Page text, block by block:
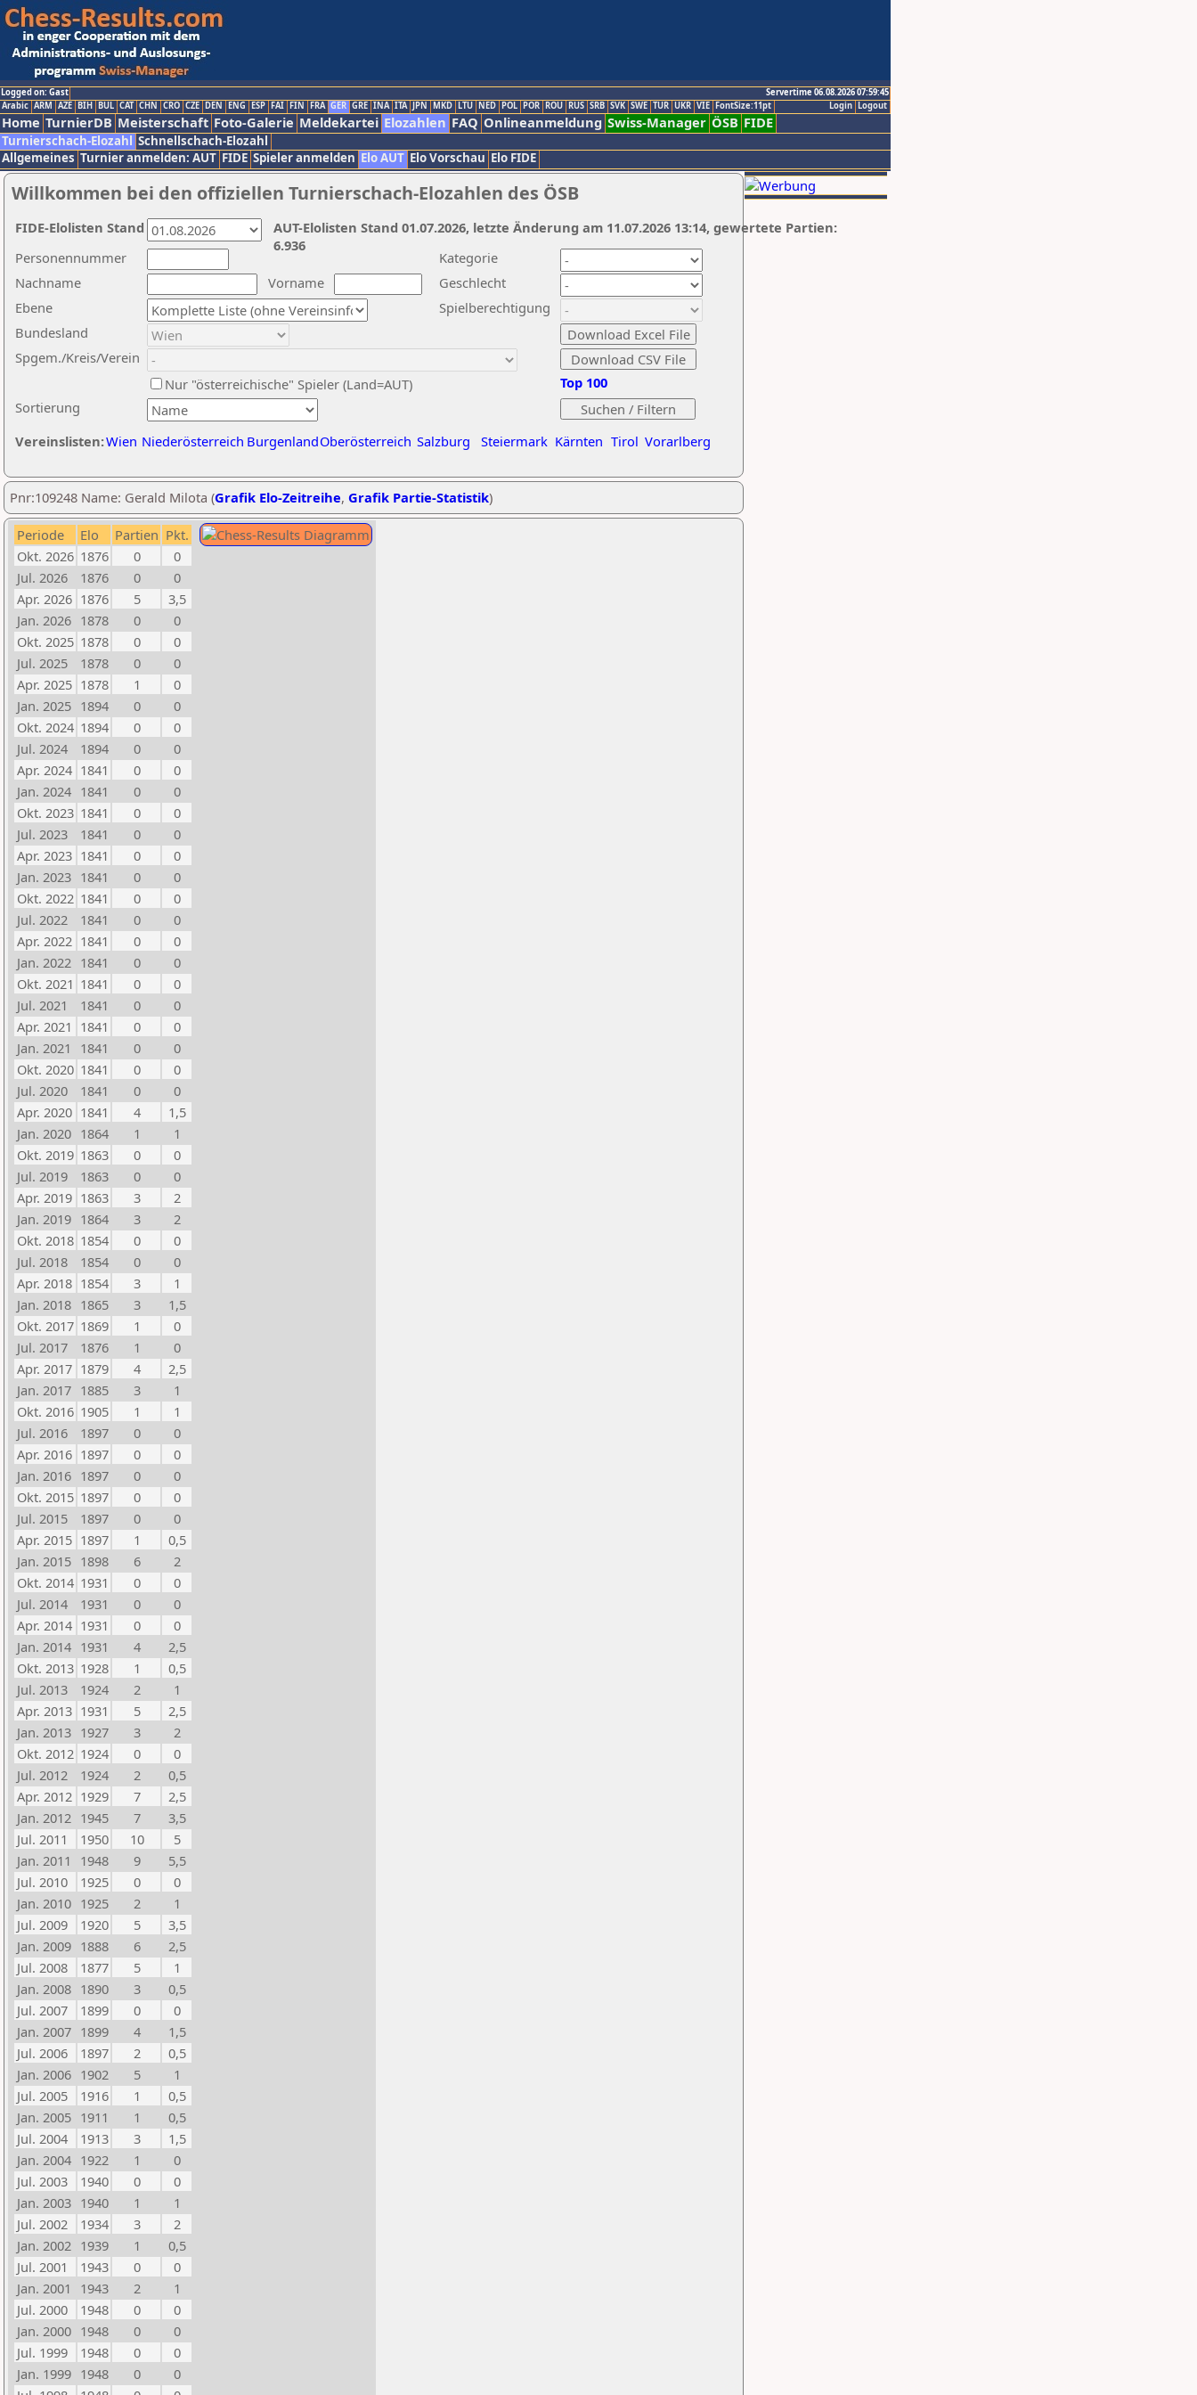
Logged on: Gast
Servertime 06.08.2026 07:59:45
Logout
Login
Arabic ARM AZE BIH BUL CAT CHN CRO CZE DEN ENG ESP FAI FIN FRA GER GRE INA ITA JPN MKD LTU NED POL POR ROU RUS SRB SVK SWE TUR UKR VIE FontSize:11pt
Home TurnierDB Meisterschaft Foto-Galerie Meldekartei Elozahlen FAQ Onlineanmeldung Swiss-Manager ÖSB FIDE
Turnierschach-Elozahl Schnellschach-Elozahl
Allgemeines Turnier anmelden: AUT FIDE Spieler anmelden Elo AUT Elo Vorschau Elo FIDE
Willkommen bei den offiziellen Turnierschach-Elozahlen des ÖSB
Nachname
Vorname
Ebene
Kategorie
Sortierung
Personennummer
Bundesland
Spgem./Kreis/Verein
Geschlecht
Nur "österreichische" Spieler (Land=AUT)
Spielberechtigung
Vereinslisten:Wien Niederösterreich BurgenlandOberösterreich Salzburg Steiermark Kärnten Tirol Vorarlberg
Top 100
AUT-Elolisten Stand 01.07.2026, letzte Änderung am 11.07.2026 13:14, gewertete Partien:
6.936
FIDE-Elolisten Stand
Pnr:109248 Name: Gerald Milota (Grafik Elo-Zeitreihe, Grafik Partie-Statistik)
Periode Elo Partien Pkt.
Okt. 2026 1876 0
0
Jul. 2026
1876 0
0
Apr. 2026 1876 5
3,5
Jan. 2026 1878 0
0
Okt. 2025 1878 0
0
Jul. 2025
1878 0
0
Apr. 2025 1878 1
0
Jan. 2025 1894 0
0
Okt. 2024 1894 0
0
Jul. 2024
1894 0
0
Apr. 2024 1841 0
0
Jan. 2024 1841 0
0
Okt. 2023 1841 0
0
Jul. 2023
1841 0
0
Apr. 2023 1841 0
0
Jan. 2023 1841 0
0
Okt. 2022 1841 0
0
Jul. 2022
1841 0
0
Apr. 2022 1841 0
0
Jan. 2022 1841 0
0
Okt. 2021 1841 0
0
Jul. 2021
1841 0
0
Apr. 2021 1841 0
0
Jan. 2021
1841 0
0
Okt. 2020 1841 0
0
Jul. 2020
1841 0
0
Apr. 2020 1841 4
1,5
Jan. 2020 1864 1
1
Okt. 2019 1863 0
0
Jul. 2019
1863 0
0
Apr. 2019 1863 3
2
Jan. 2019 1864 3
2
Okt. 2018 1854 0
0
Jul. 2018
1854 0
0
Apr. 2018 1854 3
1
Jan. 2018 1865 3
1,5
Okt. 2017 1869 1
0
Jul. 2017
1876 1
0
Apr. 2017 1879 4
2,5
Jan. 2017 1885 3
1
Okt. 2016 1905 1
1
Jul. 2016
1897 0
0
Apr. 2016 1897 0
0
Jan. 2016 1897 0
0
Okt. 2015 1897 0
0
Jul. 2015
1897 0
0
Apr. 2015 1897 1
0,5
Jan. 2015 1898 6
2
Okt. 2014 1931 0
0
Jul. 2014
1931 0
0
Apr. 2014 1931 0
0
Jan. 2014 1931 4
2,5
Okt. 2013 1928 1
0,5
Jul. 2013
1924 2
1
Apr. 2013 1931 5
2,5
Jan. 2013 1927 3
2
Okt. 2012 1924 0
0
Jul. 2012
1924 2
0,5
Apr. 2012 1929 7
2,5
Jan. 2012 1945 7
3,5
Jul. 2011
1950 10
5
Jan. 2011
1948 9
5,5
Jul. 2010
1925 0
0
Jan. 2010 1925 2
1
Jul. 2009
1920 5
3,5
Jan. 2009 1888 6
2,5
Jul. 2008
1877 5
1
Jan. 2008 1890 3
0,5
Jul. 2007
1899 0
0
Jan. 2007 1899 4
1,5
Jul. 2006
1897 2
0,5
Jan. 2006 1902 5
1
Jul. 2005
1916 1
0,5
Jan. 2005 1911 1
0,5
Jul. 2004
1913 3
1,5
Jan. 2004 1922 1
0
Jul. 2003
1940 0
0
Jan. 2003 1940 1
1
Jul. 2002
1934 3
2
Jan. 2002 1939 1
0,5
Jul. 2001
1943 0
0
Jan. 2001
1943 2
1
Jul. 2000
1948 0
0
Jan. 2000 1948 0
0
Jul. 1999
1948 0
0
Jan. 1999 1948 0
0